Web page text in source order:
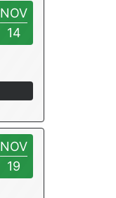
NOV
14
NOV
19